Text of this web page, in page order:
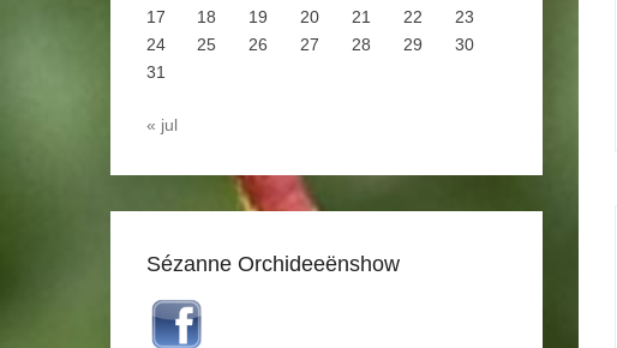
17
18 19 20 21 22
23
24
25 26 27 28 29
30
31
« jul
Sézanne Orchideeënshow